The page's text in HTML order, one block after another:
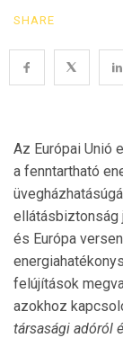
SHARE
Az Európai Unió
a fenntartható
ellátásbiztonság
és Európa
felújítások
azokhoz
társasági adóról